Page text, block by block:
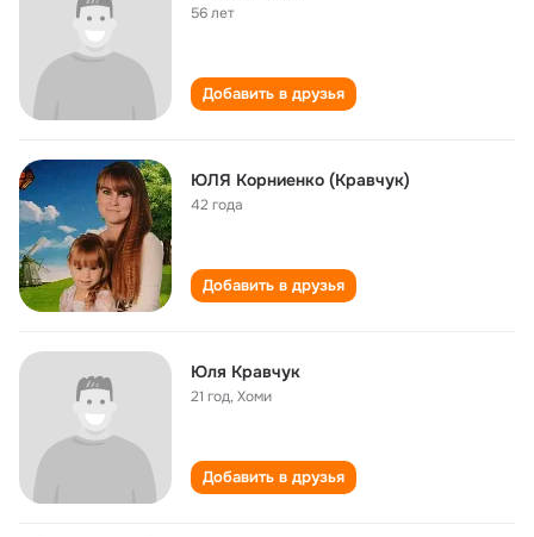
56 лет
Добавить в друзья
ЮЛЯ Корниенко (Кравчук)
42 года
Добавить в друзья
Юля Кравчук
21 год,Хоми
Добавить в друзья